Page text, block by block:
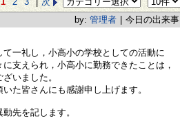
by: 管理者
今日の出来事
一礼し，小高小の学校としての活動に
支えられ，小高小に勤務できたことは，
いました。
た皆さんにも感謝申し上げます。
先を記します。